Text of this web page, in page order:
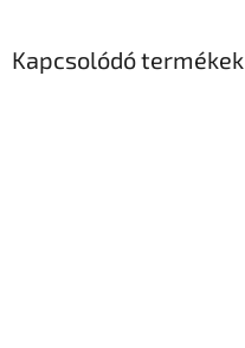
Kapcsolódó termékek